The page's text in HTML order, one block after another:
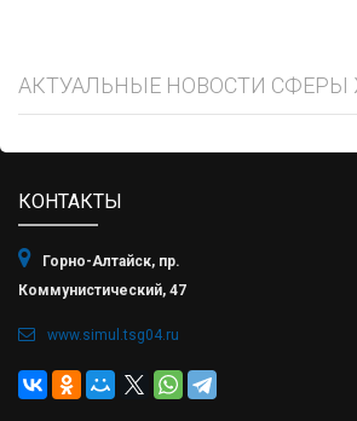
АКТУАЛЬНЫЕ НОВОСТИ СФЕРЫ
КОНТАКТЫ
Горно-Алтайск, пр.
Коммунистический, 47
www.simul.tsg04.ru